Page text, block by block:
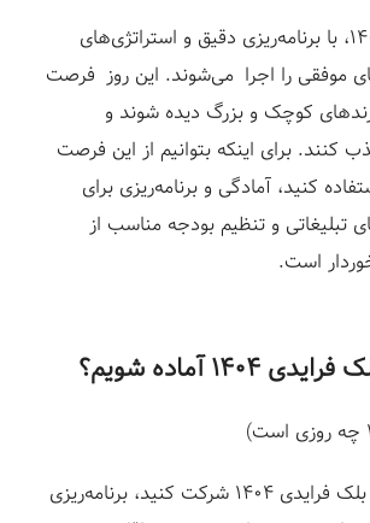
در بلک فرایدی ۱۴۰۴، با برنامه‌ریزی دقیق و استراتژی‌های
موفقی را اجرا می‌شوند. این روز فرصت
کوچک و بزرگ دیده شوند و
برای اینکه بتوانیم از این فرصت
کنید، آمادگی و برنامه‌ریزی برای
تبلیغاتی و تنظیم بودجه مناسب از
است.
آماده شویم؟
اگر قصد دارید در بلک فرایدی ۱۴۰۴ شرکت کنید، برنامه‌ریزی